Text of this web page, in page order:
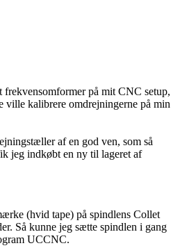
frekvensomformer på mit CNC setup,
ville kalibrere omdrejningerne på min
af en god ven, som så
jeg indkøbt en ny til lageret af
(hvid tape) på spindlens Collet
Så kunne jeg sætte spindlen i gang
UCCNC.